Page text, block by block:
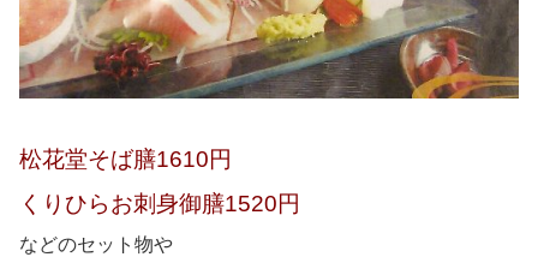
松花堂そば膳1610円
くりひらお刺身御膳1520円
などのセット物や